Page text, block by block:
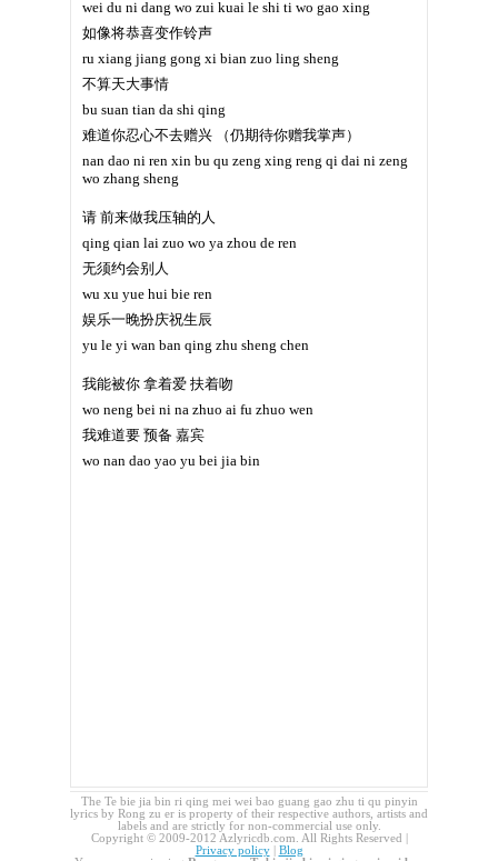
wei du ni dang wo zui kuai le shi ti wo gao xing
如像将恭喜变作铃声
ru xiang jiang gong xi bian zuo ling sheng
不算天大事情
bu suan tian da shi qing
难道你忍心不去赠兴 （仍期待你赠我掌声）
nan dao ni ren xin bu qu zeng xing reng qi dai ni zeng
wo zhang sheng
请 前来做我压轴的人
qing qian lai zuo wo ya zhou de ren
无须约会别人
wu xu yue hui bie ren
娱乐一晚扮庆祝生辰
yu le yi wan ban qing zhu sheng chen
我能被你 拿着爱 扶着吻
wo neng bei ni na zhuo ai fu zhuo wen
我难道要 预备 嘉宾
wo nan dao yao yu bei jia bin
The Te bie jia bin ri qing mei wei bao guang gao zhu ti qu pinyin
lyrics by Rong zu er is property of their respective authors, artists and
labels and are strictly for non-commercial use only.
Copyright © 2009-2012 Azlyricdb.com. All Rights Reserved |
Privacy policy| Blog